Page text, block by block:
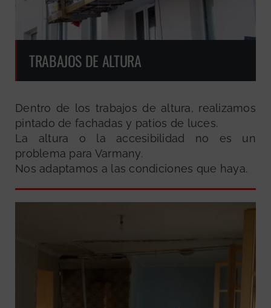
TRABAJOS DE ALTURA
Dentro de los trabajos de altura, realizamos
pintado de fachadas y patios de luces.
La altura o la accesibilidad no es un
problema para Varmany.
Nos adaptamos a las condiciones que haya.